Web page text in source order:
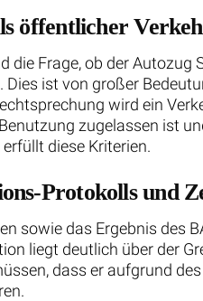
öffentlicher
Frage, ob der
ist von großer
wird ein
zugelassen ist
diese Kriterien.
Protokolls und
sowie das Ergebnis des
liegt deutlich über der
dass er aufgrund